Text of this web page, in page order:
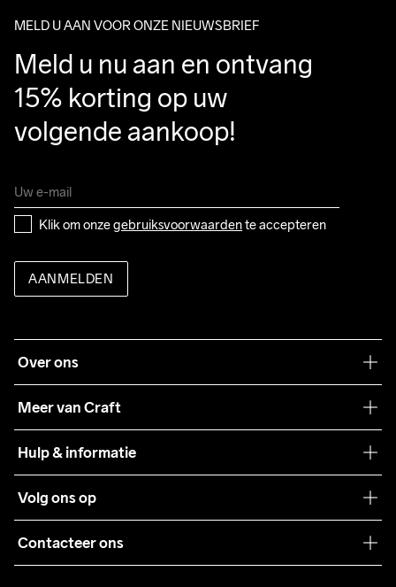
MELD U AAN VOOR ONZE NIEUWSBRIEF
Meld u nu aan en ontvang
15% korting op uw
volgende aankoop!
Klik om onze gebruiksvoorwaarden te accepteren
AANMELDEN
Over ons
Meer van Craft
Teamwear
Samenwerkingen
Pers
Hulp & informatie
Algemene voorwaarden
Retour
Volg ons op
Contacteer ons